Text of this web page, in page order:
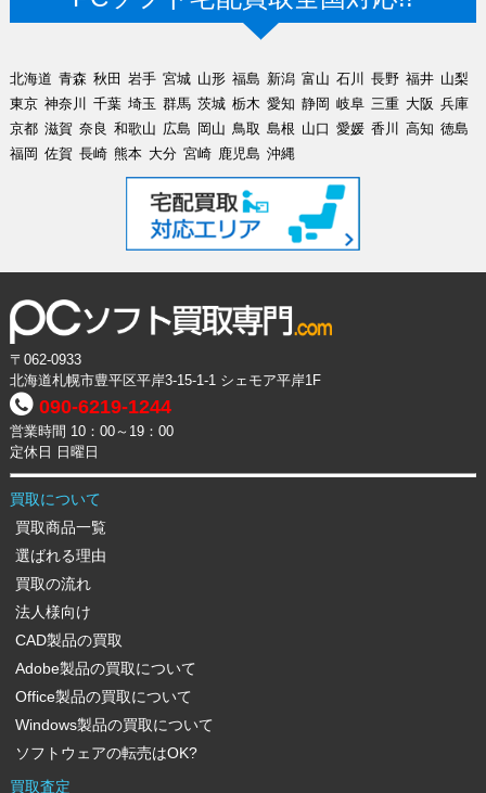
北海道 青森 秋田 岩手 宮城 山形 福島 新潟 富山 石川 長野 福井 山梨
東京 神奈川 千葉 埼玉 群馬 茨城 栃木 愛知 静岡 岐阜 三重 大阪 兵庫
京都 滋賀 奈良 和歌山 広島 岡山 鳥取 島根 山口 愛媛 香川 高知 徳島
福岡 佐賀 長崎 熊本 大分 宮崎 鹿児島 沖縄
〒062-0933
北海道札幌市豊平区平岸3-15-1-1 シェモア平岸1F
090-6219-1244
営業時間 10：00～19：00
定休日 日曜日
買取について
買取商品一覧
選ばれる理由
買取の流れ
法人様向け
CAD製品の買取
Adobe製品の買取について
Office製品の買取について
Windows製品の買取について
ソフトウェアの転売はOK?
買取査定